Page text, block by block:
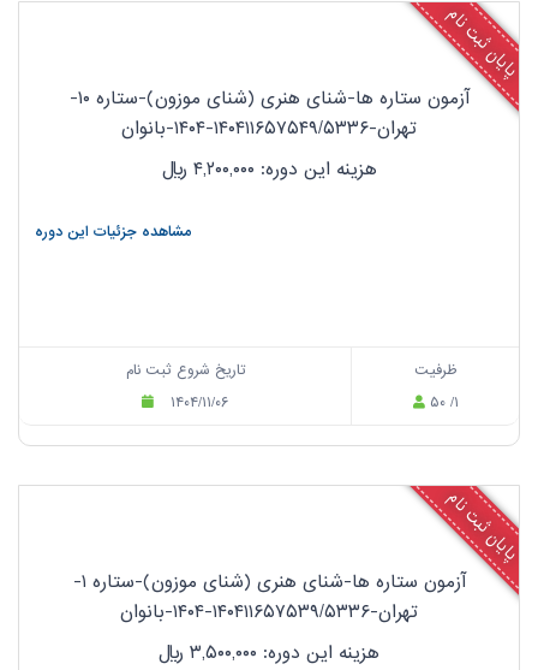
پایان ثبت نام
آزمون ستاره ها-شنای هنری (شنای موزون)-ستاره ۱۰-
تهران-۱۴۰۴۱۱۶۵۷۵۴۹/۵۳۳۶-۱۴۰۴-بانوان
هزینه این دوره: ۴,۲۰۰,۰۰۰
ریال
مشاهده جزئیات این دوره
تاریخ شروع ثبت نام
۱۴۰۴/۱۱/۰۶
ظرفیت
۵۰ /۱
پایان ثبت نام
آزمون ستاره ها-شنای هنری (شنای موزون)-ستاره ۱-
تهران-۱۴۰۴۱۱۶۵۷۵۳۹/۵۳۳۶-۱۴۰۴-بانوان
هزینه این دوره: ۳,۵۰۰,۰۰۰
ریال